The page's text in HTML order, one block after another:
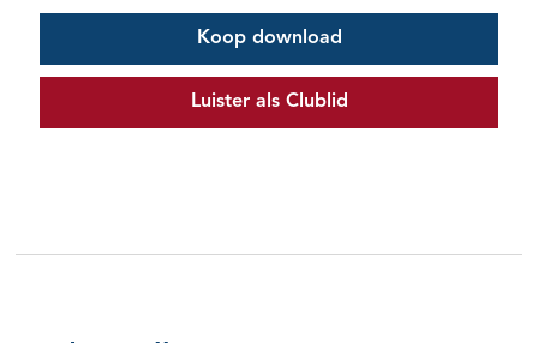
Koop download
Luister als Clublid